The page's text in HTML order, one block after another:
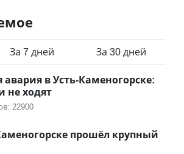
За 7 дней За 30 дней
авария в Усть-Каменогорске:
не ходят
22900
прошёл крупный